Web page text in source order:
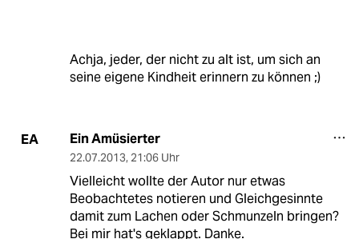
Achja, jeder, der nicht zu alt ist, um sich an
seine eigene Kindheit erinnern zu können ;)
EA Ein Amüsierter
22.07.2013, 21:06 Uhr
Vielleicht wollte der Autor nur etwas
Beobachtetes notieren und Gleichgesinnte
damit zum Lachen oder Schmunzeln bringen?
Bei mir hat's geklappt. Danke.